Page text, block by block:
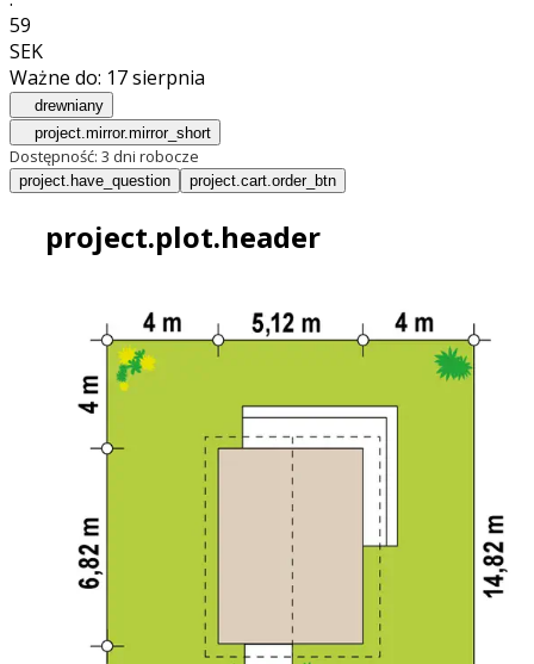
56
SEK
Ważne do: 17 sierpnia
drewniany
project.mirror.mirror_short
Dostępność: 3 dni robocze
project.have_question project.cart.order_btn
project.plot.header